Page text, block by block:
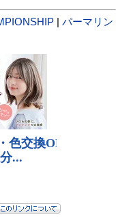
| パーマリン